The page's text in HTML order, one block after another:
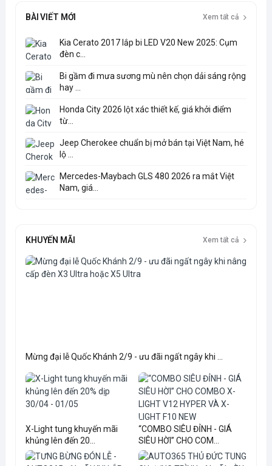
BÀI VIẾT MỚI Xem tất cả
Kia Cerato 2017 lắp bi LED V20 New 2025: Cụm
đèn c...
Bi gầm đi mưa sương mù nên chọn dải sáng rộng
hay ...
Honda City 2026 lột xác thiết kế, giá khởi điểm
từ...
Jeep Cherokee chuẩn bị mở bán tại Việt Nam, hé
lộ ...
Mercedes-Maybach GLS 480 2026 ra mắt Việt
Nam, giá...
KHUYẾN MÃI Xem tất cả
Mừng đại lễ Quốc Khánh 2/9 - ưu đãi ngất ngây khi ...
X-Light tung khuyến mãi
khủng lên đến 20...
“COMBO SIÊU ĐỈNH - GIÁ
SIÊU HỜI” CHO COM...